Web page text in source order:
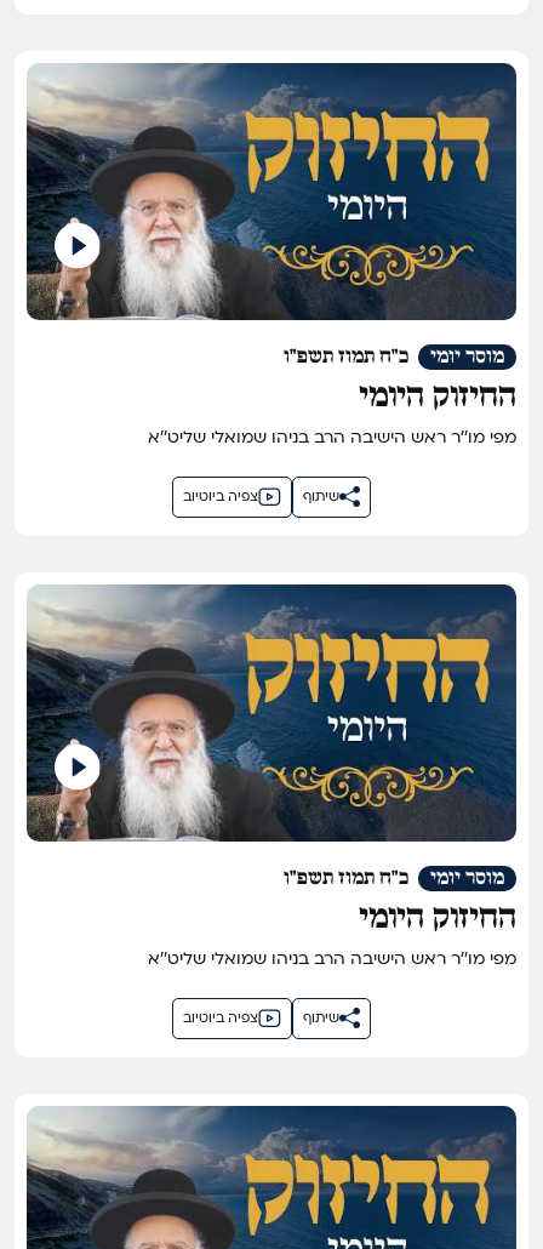
כ"ח תמוז תשפ"ו מוסר יומי
החיזוק היומי
מפי מו''ר ראש הישיבה הרב בניהו שמואלי שליט''א
צפיה ביוטיוב שיתוף
כ"ח תמוז תשפ"ו מוסר יומי
החיזוק היומי
מפי מו''ר ראש הישיבה הרב בניהו שמואלי שליט''א
צפיה ביוטיוב שיתוף